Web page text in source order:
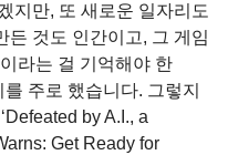
지만, 또 새로운 일자리도
든 것도 인간이고, 그 게임
라는 걸 기억해야 한
주로 했습니다. 그렇지
by A.I., a
Get Ready for